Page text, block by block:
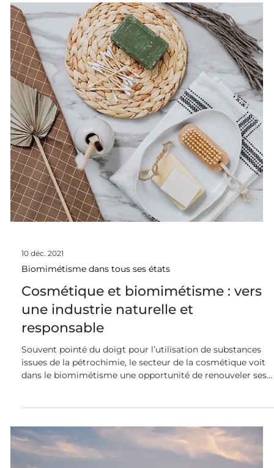
et secteurs variés. Industries, médecine et domestique... :
s'inspirer du vivant est une évidence, tant on peut profiter
des principes biologiques en matière de capteurs, de
stratégies de locomotion et d'accroche, de structures et de
fonctionnalités. Top 5 des exemples de robots bio-inspirés !
Robot 1
10 déc. 2021
Biomimétisme dans tous ses états
Cosmétique et biomimétisme : vers
une industrie naturelle et
Souvent pointé du doigt pour l’utilisation de substances
dans le biomimétisme une opportunité de renouveler ses
ingrédients et de tendre vers des produits plus naturels et
respectueux de l’environnement. La cosmétique face aux